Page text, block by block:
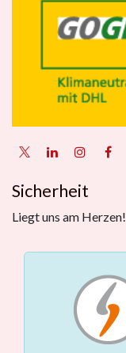
Sicherheit
Liegt uns am Herzen!